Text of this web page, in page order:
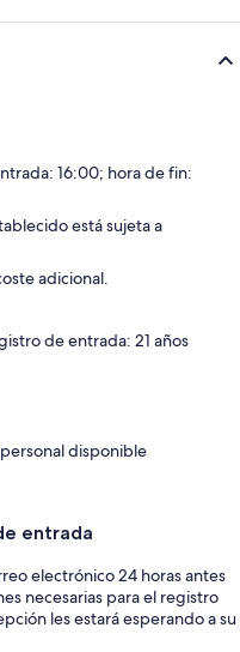
16:00; hora de fin:
está sujeta a
adicional.
de entrada: 21 años
disponible
entrada
electrónico 24 horas antes
necesarias para el registro
les estará esperando a su